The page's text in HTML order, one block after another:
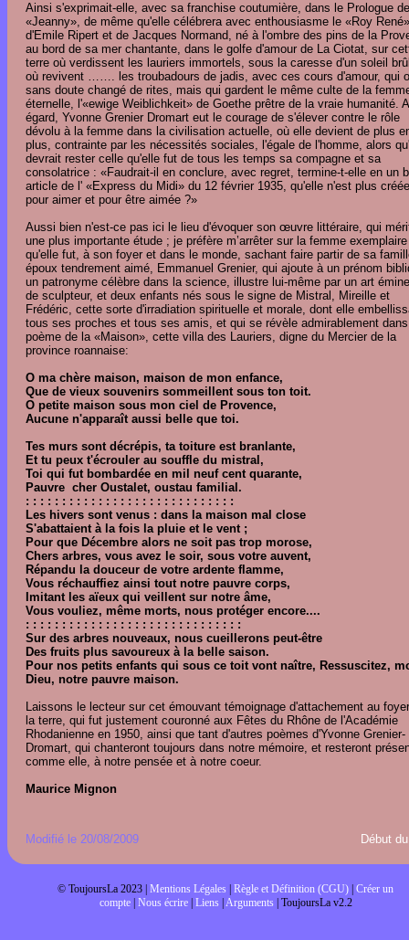
Ainsi s'exprimait-elle, avec sa franchise coutumière, dans le Prologue
«Jeanny», de même qu'elle célébrera avec enthousiasme le «Roy René»
d'Emile Ripert et de Jacques Normand, né à l'ombre des pins de la
au bord de sa mer chantante, dans le golfe d'amour de La Ciotat, sur
terre où verdissent les lauriers immortels, sous la caresse d'un soleil
où revivent ……. les troubadours de jadis, avec ces cours d'amour, qui
sans doute changé de rites, mais qui gardent le même culte de la
éternelle, l'«ewige Weiblichkeit» de Goethe prêtre de la vraie humanité.
égard, Yvonne Grenier Dromart eut le courage de s'élever contre le rôle
dévolu à la femme dans la civilisation actuelle, où elle devient de plus
plus, contrainte par les nécessités sociales, l'égale de l'homme, alors
devrait rester celle qu'elle fut de tous les temps sa compagne et sa
consolatrice : «Faudrait-il en conclure, avec regret, termine-t-elle en un
article de l' «Express du Midi» du 12 février 1935, qu'elle n'est plus créée
pour aimer et pour être aimée ?»
Aussi bien n'est-ce pas ici le lieu d'évoquer son œuvre littéraire, qui
une plus importante étude ; je préfère m’arrêter sur la femme exemplaire
qu'elle fut, à son foyer et dans le monde, sachant faire partir de sa
époux tendrement aimé, Emmanuel Grenier, qui ajoute à un prénom
un patronyme célèbre dans la science, illustre lui-même par un art
de sculpteur, et deux enfants nés sous le signe de Mistral, Mireille et
Frédéric, cette sorte d'irradiation spirituelle et morale, dont elle
tous ses proches et tous ses amis, et qui se révèle admirablement
poème de la «Maison», cette villa des Lauriers, digne du Mercier de la
province roannaise:
O ma chère maison, maison de mon enfance,
Que de vieux souvenirs sommeillent sous ton toit.
O petite maison sous mon ciel de Provence,
Aucune n'apparaît aussi belle que toi.
Tes murs sont décrépis, ta toiture est branlante,
Et tu peux t'écrouler au souffle du mistral,
Toi qui fut bombardée en mil neuf cent quarante,
Pauvre cher Oustalet, oustau familial.
: : : : : : : : : : : : : : : : : : : : : : : : : : : : :
Les hivers sont venus : dans la maison mal close
S'abattaient à la fois la pluie et le vent ;
Pour que Décembre alors ne soit pas trop morose,
Chers arbres, vous avez le soir, sous votre auvent,
Répandu la douceur de votre ardente flamme,
Vous réchauffiez ainsi tout notre pauvre corps,
Imitant les aïeux qui veillent sur notre âme,
Vous vouliez, même morts, nous protéger encore....
: : : : : : : : : : : : : : : : : : : : : : : : : : : : : :
Sur des arbres nouveaux, nous cueillerons peut-être
Des fruits plus savoureux à la belle saison.
Pour nos petits enfants qui sous ce toit vont naître, Ressuscitez,
Dieu, notre pauvre maison.
Laissons le lecteur sur cet émouvant témoignage d'attachement au
la terre, qui fut justement couronné aux Fêtes du Rhône de l'Académie
Rhodanienne en 1950, ainsi que tant d'autres poèmes d'Yvonne Grenier-
Dromart, qui chanteront toujours dans notre mémoire, et resteront
comme elle, à notre pensée et à notre coeur.
Maurice Mignon
Modifié le 20/08/2009 Début
© ToujoursLa 2023 | Mentions Légales Règle et Définition (CGU) Créer un
compte| Nous écrire| Liens| Arguments| ToujoursLa v2.2